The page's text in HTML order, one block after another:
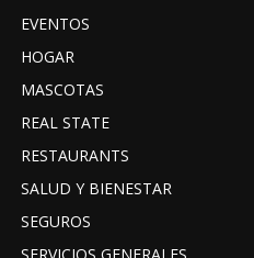
EVENTOS
HOGAR
MASCOTAS
REAL STATE
RESTAURANTS
SALUD Y BIENESTAR
SEGUROS